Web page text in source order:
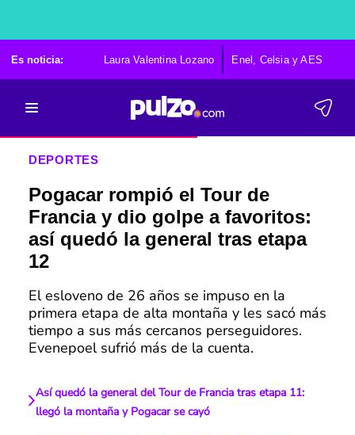
Es noticia: Laura Valentina Lozano Enel, Celsia y AES
DEPORTES
Pogacar rompió el Tour de
Francia y dio golpe a favoritos:
así quedó la general tras etapa
12
El esloveno de 26 años se impuso en la
primera etapa de alta montaña y les sacó más
tiempo a sus más cercanos perseguidores.
Evenepoel sufrió más de la cuenta.
Así quedó la general del Tour de Francia tras etapa 11:
llegó la montaña y Pogacar se cayó